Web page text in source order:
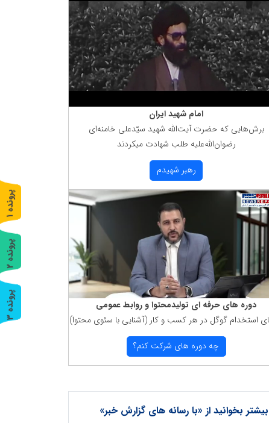
امام شهید ایران
برش‌هایی كه حضرت آیت‌الله شهید سیّدعلی خامنه‌ای
رضوان‌الله‌علیه طلب شهادت میكردند
رهبر شهیدم
دوره های حرفه ای تولیدمحتوا و روابط عمومی
استخدام گوگل در هر كسب و كار (آشنایی با سئوی محتوا)
چه دوره های شركت كنم؟
بیشتر بخوانید از «با رسانه های گزارش خبر»
پ
ر
و
ن
د
ه
1
پ
ر
و
ن
د
ه
2
پ
ر
و
ن
د
ه
3